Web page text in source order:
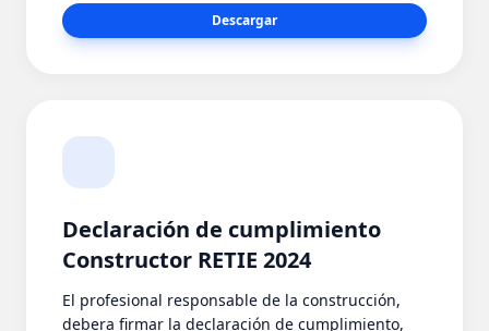
Descargar
Declaración de cumplimiento
Constructor RETIE 2024
El profesional responsable de la construcción,
debera firmar la declaración de cumplimiento,